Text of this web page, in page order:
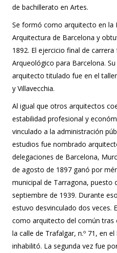
de bachillerato en Artes.
Se formó como arquitecto en la
Arquitectura de Barcelona y
1892. El ejercicio final de
Arqueológico para Barcelona.
arquitecto titulado fue en el
y Villavecchia.
Al igual que otros arquitectos
estabilidad profesional y
vinculado a la administración
estudios fue nombrado
delegaciones de Barcelona,
de agosto de 1897 ganó por
municipal de Tarragona, puesto
septiembre de 1939. Durante
estuvo desvinculado dos veces.
como arquitecto del común tras
la calle de Trafalgar, n.º 71, en
inhabilitó. La segunda vez fue